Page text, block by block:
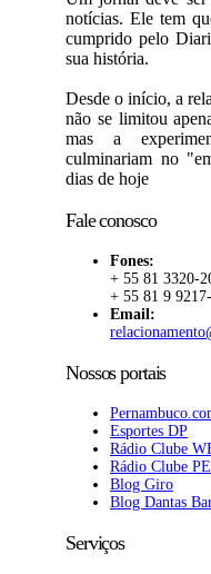
notícias. Ele tem
cumprido pelo
sua história.
Desde o início, a
não se limitou
mas a
culminariam no
dias de hoje
Fale conosco
Fones:
+ 55 81 3320-
+ 55 81 9
Email:
Nossos portais
Esportes DP
Rádio Clube
Rádio Clube PE
Blog Giro
Blog Dantas
Serviços